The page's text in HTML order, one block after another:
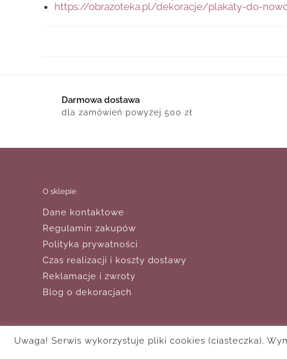
https://obrazoteka.pl/dekoracje/plakaty-do-
Darmowa dostawa
dla zamówień powyżej 500 zł
O sklepie
Dane kontaktowe
Regulamin zakupów
Polityka prywatności
Czas realizacji i koszty dostawy
Reklamacje i zwroty
Blog o dekoracjach
Uwaga! Serwis wykorzystuje pliki cookies (ciasteczka).